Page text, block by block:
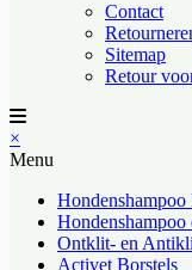
Contact
Sitemap
Retour
×
Menu
Hondenshampoo
Ontklit- en
Activet Borstels